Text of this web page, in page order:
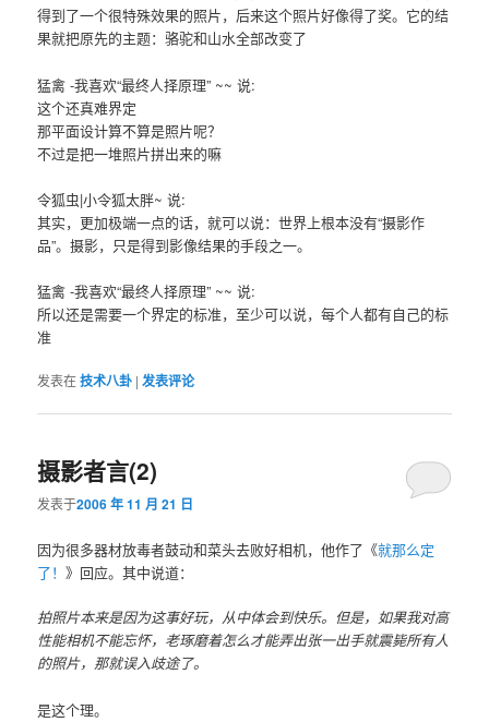
得到了一个很特殊效果的照片，后来这个照片好像得了奖。它的结
果就把原先的主题：骆驼和山水全部改变了
猛禽 -我喜欢“最终人择原理” ~~ 说:
这个还真难界定
那平面设计算不算是照片呢？
不过是把一堆照片拼出来的嘛
令狐虫|小令狐太胖~ 说:
其实，更加极端一点的话，就可以说：世界上根本没有“摄影作
品”。摄影，只是得到影像结果的手段之一。
猛禽 -我喜欢“最终人择原理” ~~ 说:
所以还是需要一个界定的标准，至少可以说，每个人都有自己的标
准
发表在技术八卦 |发表评论
摄影者言(2)
发表于2006 年 11 月 21 日
因为很多器材放毒者鼓动和菜头去败好相机，他作了《就那么定
了！》回应。其中说道：
拍照片本来是因为这事好玩，从中体会到快乐。但是，如果我对高
性能相机不能忘怀，老琢磨着怎么才能弄出张一出手就震毙所有人
的照片，那就误入歧途了。
是这个理。